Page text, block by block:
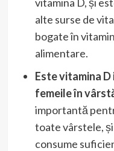
alte surse de
bogate în
alimentare.
Este vitamina
femeile în
importantă
toate vârstele,
consume